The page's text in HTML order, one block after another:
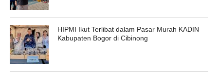
HIPMI Ikut Terlibat dalam Pasar Murah KADIN
Kabupaten Bogor di Cibinong